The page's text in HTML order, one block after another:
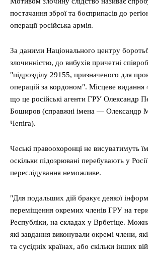
постачання зброї та боєприпасів до
операції російська армія.
За даними Національного центру
злочинністю, до вибухів причетні
"підрозділу 29155, призначеного для
операцій за кордоном". Місцеве видання
що це російські агенти ГРУ Олександр
Боширов (справжні імена — Олександр
Чепіга).
Чеські правоохоронці не висуватимуть
оскільки підозрювані перебувають у
переслідування неможливе.
"Для подальших дій бракує деякої
переміщення окремих членів ГРУ на
Республіки, на складах у Врбетіце.
які завдання виконували окремі члени,
та сусідніх країнах, або скільки інших